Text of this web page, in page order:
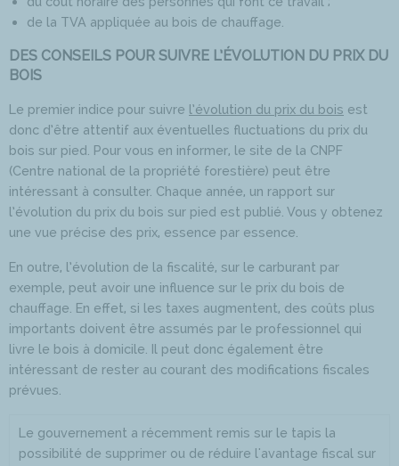
de la TVA appliquée au bois de chauffage.
DES CONSEILS POUR SUIVRE L’ÉVOLUTION DU PRIX DU
BOIS
Le premier indice pour suivre l’évolution du prix du bois est
donc d’être attentif aux éventuelles fluctuations du prix du
bois sur pied. Pour vous en informer, le site de la CNPF
(Centre national de la propriété forestière) peut être
intéressant à consulter. Chaque année, un rapport sur
l’évolution du prix du bois sur pied est publié. Vous y obtenez
une vue précise des prix, essence par essence.
En outre, l’évolution de la fiscalité, sur le carburant par
exemple, peut avoir une influence sur le prix du bois de
chauffage. En effet, si les taxes augmentent, des coûts plus
importants doivent être assumés par le professionnel qui
livre le bois à domicile. Il peut donc également être
intéressant de rester au courant des modifications fiscales
prévues.
Le gouvernement a récemment remis sur le tapis la
possibilité de supprimer ou de réduire l'avantage fiscal sur